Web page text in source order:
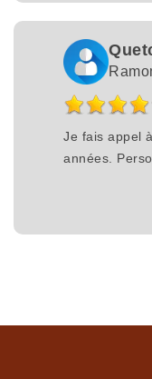
Je fais appel
années.